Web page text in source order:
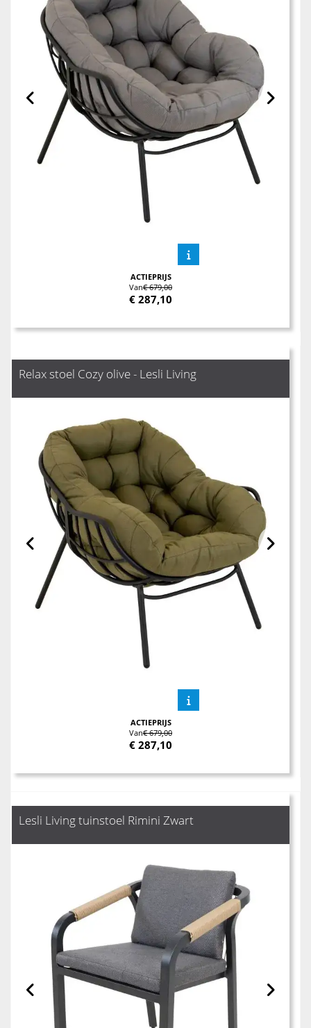
ACTIEPRIJS
Van€ 679,00
€ 287,10
Relax stoel Cozy olive - Lesli Living
ACTIEPRIJS
Van€ 679,00
€ 287,10
Lesli Living tuinstoel Rimini Zwart